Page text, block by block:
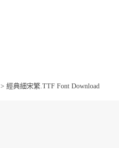
> 經典細宋繁.TTF Font Download